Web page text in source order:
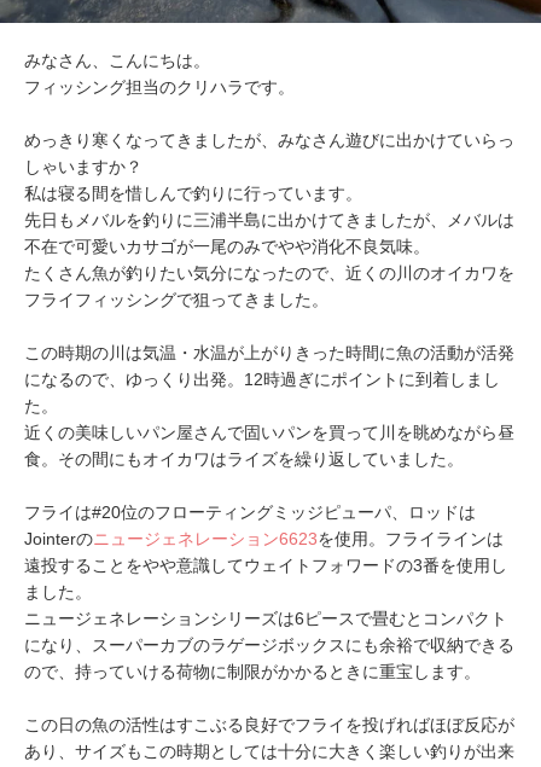
みなさん、こんにちは。
フィッシング担当のクリハラです。
めっきり寒くなってきましたが、みなさん遊びに出かけていらっ
しゃいますか？
私は寝る間を惜しんで釣りに行っています。
先日もメバルを釣りに三浦半島に出かけてきましたが、メバルは
不在で可愛いカサゴが一尾のみでやや消化不良気味。
たくさん魚が釣りたい気分になったので、近くの川のオイカワを
フライフィッシングで狙ってきました。
この時期の川は気温・水温が上がりきった時間に魚の活動が活発
になるので、ゆっくり出発。12時過ぎにポイントに到着しまし
た。
近くの美味しいパン屋さんで固いパンを買って川を眺めながら昼
食。その間にもオイカワはライズを繰り返していました。
フライは#20位のフローティングミッジピューパ、ロッドは
Jointerのニュージェネレーション6623を使用。フライラインは
遠投することをやや意識してウェイトフォワードの3番を使用し
ました。
ニュージェネレーションシリーズは6ピースで畳むとコンパクト
になり、スーパーカブのラゲージボックスにも余裕で収納できる
ので、持っていける荷物に制限がかかるときに重宝します。
この日の魚の活性はすこぶる良好でフライを投げればほぼ反応が
あり、サイズもこの時期としては十分に大きく楽しい釣りが出来